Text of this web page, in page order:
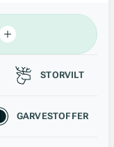
STORVILT
GARVESTOFFER